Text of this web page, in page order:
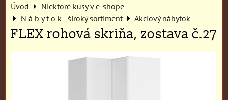
Úvod
Niektoré kusy v e-shope
N á b y t o k - široký sortiment
Akciový nábytok
FLEX rohová skriňa, zostava č.27